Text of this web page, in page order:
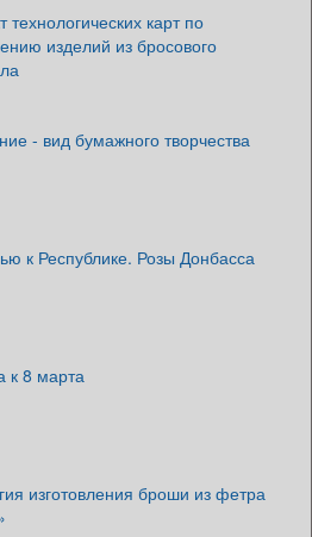
технологических карт по
изделий из бросового
- вид бумажного творчества
к Республике. Розы Донбасса
к 8 марта
изготовления броши из фетра